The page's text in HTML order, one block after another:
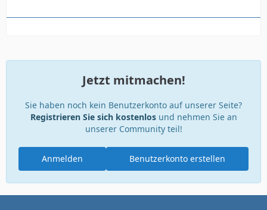
Jetzt mitmachen!
Sie haben noch kein Benutzerkonto auf unserer Seite?
Registrieren Sie sich kostenlosund nehmen Sie an
unserer Community teil!
Benutzerkonto erstellen
Anmelden